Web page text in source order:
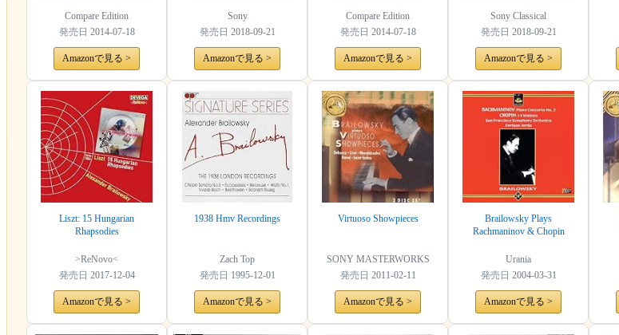
(Compare 2 Versions)
Compare Edition
発売日 2014-07-18
Amazonで見る >
Sony
発売日 2018-09-21
Amazonで見る >
(Compare 2 Versions)
Compare Edition
発売日 2014-07-18
Amazonで見る >
Sony Classical
発売日 2018-09-21
Amazonで見る >
Liszt: 15 Hungarian
Rhapsodies
>ReNovo<
発売日 2017-12-04
Amazonで見る >
1938 Hmv Recordings
Zach Top
発売日 1995-12-01
Amazonで見る >
Virtuoso Showpieces
SONY MASTERWORKS
発売日 2011-02-11
Amazonで見る >
Brailowsky Plays
Rachmaninov & Chopin
Urania
発売日 2004-03-31
Amazonで見る >